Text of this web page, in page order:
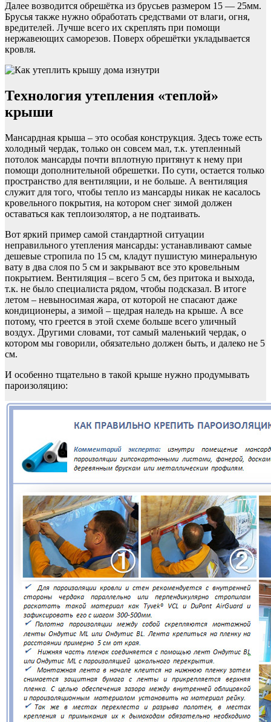
Далее возводится обрешётка из брусьев размером 15 — 25мм.
Брусья также нужно обработать средствами от влаги, огня,
вредителей. Лучше всего их скреплять при помощи
нержавеющих саморезов. Поверх обрешётки укладывается
кровля.
Технология утепления «теплой»
крыши
Мансардная крыша – это особая конструкция. Здесь тоже есть
холодный чердак, только он совсем мал, т.к. утепленный
потолок мансарды почти вплотную притянут к нему при
помощи дополнительной обрешетки. По сути, остается только
пространство для вентиляции, и не больше. А вентиляция
служит для того, чтобы тепло из мансарды никак не касалось
кровельного покрытия, на котором снег зимой должен
оставаться как теплоизолятор, а не подтаивать.
Вот яркий пример самой стандартной ситуации
неправильного утепления мансарды: устанавливают самые
дешевые стропила по 15 см, кладут пушистую минеральную
вату в два слоя по 5 см и закрывают все это кровельным
покрытием. Вентиляция – всего 5 см, без притока и выхода,
т.к. не было специалиста рядом, чтобы подсказал. В итоге
летом – невыносимая жара, от которой не спасают даже
кондиционеры, а зимой – щедрая наледь на крыше. А все
потому, что греется в этой схеме больше всего уличный
воздух. Другими словами, тот самый маленький чердак, о
котором мы говорили, обязательно должен быть, и далеко не 5
см.
И особенно тщательно в такой крыше нужно продумывать
пароизоляцию: